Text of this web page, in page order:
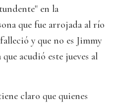
en la
que fue arrojada al río
y que no es Jimmy
acudió este jueves al
claro que quienes